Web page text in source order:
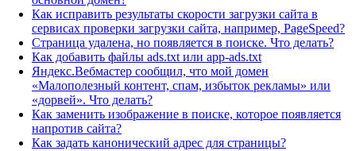
Как исправить результаты скорости загрузки сайта в
сервисах проверки загрузки сайта, например, PageSpeed?
Страница удалена, но появляется в поиске. Что делать?
Как добавить файлы ads.txt или app-ads.txt
Яндекс.Вебмастер сообщил, что мой домен
«Малополезный контент, спам, избыток рекламы» или
«дорвей». Что делать?
Как заменить изображение в поиске, которое появляется
напротив сайта?
Как задать канонический адрес для страницы?